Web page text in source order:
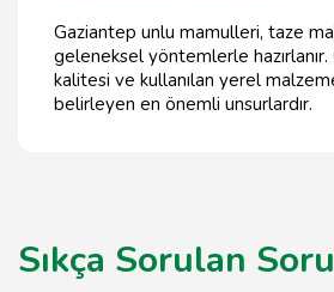
Gaziantep unlu mamulleri, taze
geleneksel yöntemlerle
kalitesi ve kullanılan yerel
belirleyen en önemli unsurlardır.
Sıkça Sorulan